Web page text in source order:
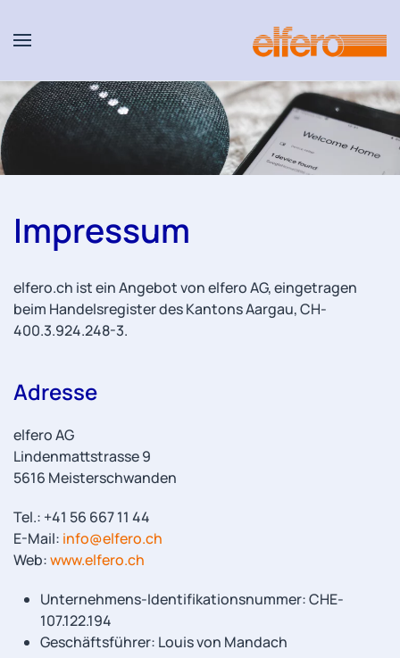
Impressum
elfero.ch ist ein Angebot von elfero AG, eingetragen
beim Handelsregister des Kantons Aargau, CH-
400.3.924.248-3.
Adresse
elfero AG
Lindenmattstrasse 9
5616 Meisterschwanden
Tel.: +41 56 667 11 44
E-Mail: info@elfero.ch
Web:www.elfero.ch
Unternehmens-Identifikationsnummer: CHE-
107.122.194
Geschäftsführer: Louis von Mandach